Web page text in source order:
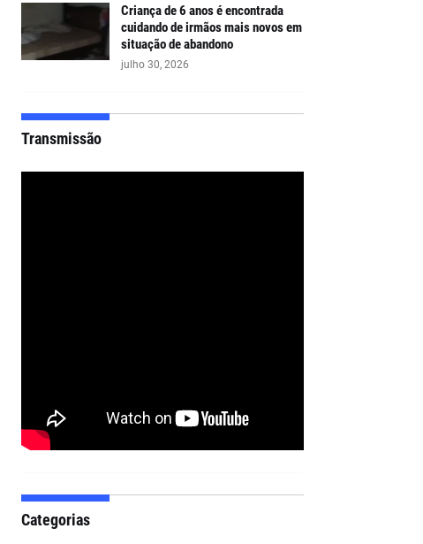
Criança de 6 anos é encontrada
cuidando de irmãos mais novos em
situação de abandono
julho 30, 2026
Transmissão
Categorias